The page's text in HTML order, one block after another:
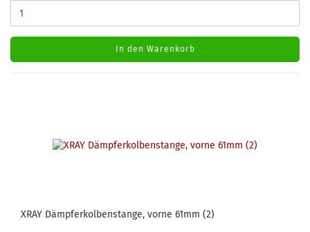
In den Warenkorb
XRAY Dämpferkolbenstange, vorne 61mm (2)